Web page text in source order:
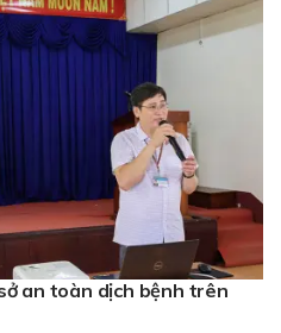
an toàn dịch bệnh trên